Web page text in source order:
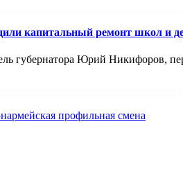
капитальный ремонт школ и
губернатора Юрий Никифоров,